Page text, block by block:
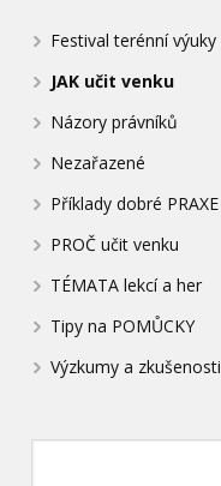
Festival terénní výuky
JAK učit venku
Názory právníků
Nezařazené
Příklady dobré PRAXE
PROČ učit venku
TÉMATA lekcí a her
Tipy na POMŮCKY
Výzkumy a zkušenosti